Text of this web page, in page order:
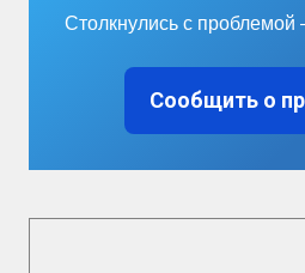
Столкнулись с
Сообщить о